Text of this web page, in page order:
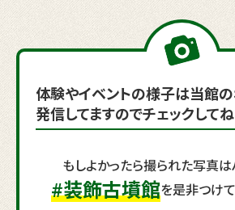
体験やイベントの様子は当館
発信してますのでチェックしてね
もしよかったら撮られた写真は
#装飾古墳館を是非つけて